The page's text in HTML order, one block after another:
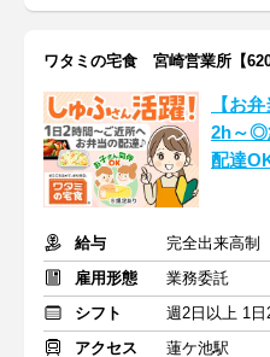
ワタミの宅食 宮崎営業所【620
【お
2h～◎
配達
給与
完全出来高制
雇用形態
業務委託
シフト
週2日以上 1
アクセス
蓮ケ池駅